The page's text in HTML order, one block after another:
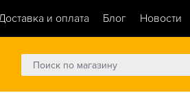
и оплата Блог Новости